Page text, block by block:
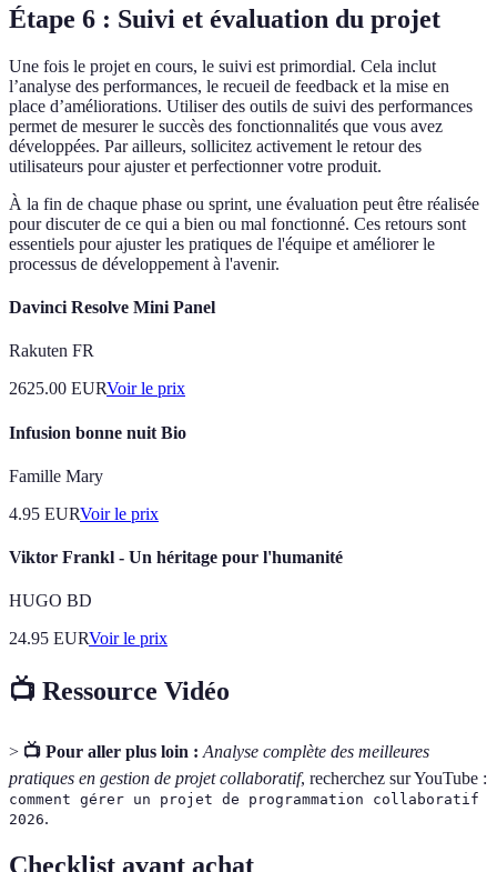
Étape 6 : Suivi et évaluation du projet
Une fois le projet en cours, le suivi est primordial. Cela inclut
l’analyse des performances, le recueil de feedback et la mise en
place d’améliorations. Utiliser des outils de suivi des performances
permet de mesurer le succès des fonctionnalités que vous avez
développées. Par ailleurs, sollicitez activement le retour des
utilisateurs pour ajuster et perfectionner votre produit.
À la fin de chaque phase ou sprint, une évaluation peut être réalisée
pour discuter de ce qui a bien ou mal fonctionné. Ces retours sont
essentiels pour ajuster les pratiques de l'équipe et améliorer le
processus de développement à l'avenir.
Davinci Resolve Mini Panel
Rakuten FR
2625.00 EURVoir le prix
Infusion bonne nuit Bio
Famille Mary
4.95 EURVoir le prix
Viktor Frankl - Un héritage pour l'humanité
HUGO BD
24.95 EURVoir le prix
📺 Ressource Vidéo
> 📺 Pour aller plus loin : Analyse complète des meilleures
pratiques en gestion de projet collaboratif, recherchez sur YouTube :
comment gérer un projet de programmation collaboratif
2026.
Checklist avant achat